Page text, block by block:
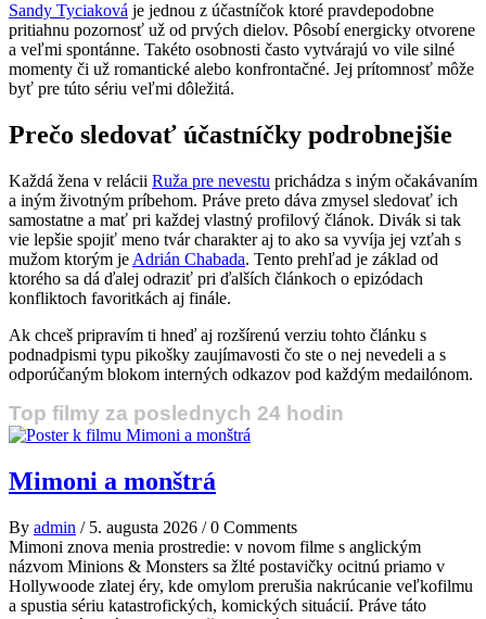
Sandy Tyciaková je jednou z účastníčok ktoré pravdepodobne
pritiahnu pozornosť už od prvých dielov. Pôsobí energicky otvorene
a veľmi spontánne. Takéto osobnosti často vytvárajú vo vile silné
momenty či už romantické alebo konfrontačné. Jej prítomnosť môže
byť pre túto sériu veľmi dôležitá.
Prečo sledovať účastníčky podrobnejšie
Každá žena v relácii Ruža pre nevestu prichádza s iným očakávaním
a iným životným príbehom. Práve preto dáva zmysel sledovať ich
samostatne a mať pri každej vlastný profilový článok. Divák si tak
vie lepšie spojiť meno tvár charakter aj to ako sa vyvíja jej vzťah s
mužom ktorým je Adrián Chabada. Tento prehľad je základ od
ktorého sa dá ďalej odraziť pri ďalších článkoch o epizódach
konfliktoch favoritkách aj finále.
Ak chceš pripravím ti hneď aj rozšírenú verziu tohto článku s
podnadpismi typu pikošky zaujímavosti čo ste o nej nevedeli a s
odporúčaným blokom interných odkazov pod každým medailónom.
Top filmy za poslednych 24 hodin
Mimoni a monštrá
By admin / 5. augusta 2026 /0 Comments
Mimoni znova menia prostredie: v novom filme s anglickým
názvom Minions & Monsters sa žlté postavičky ocitnú priamo v
Hollywoode zlatej éry, kde omylom prerušia nakrúcanie veľkofilmu
a spustia sériu katastrofických, komických situácií. Práve táto